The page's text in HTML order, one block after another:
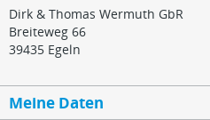
Dirk & Thomas Wermuth GbR
Breiteweg 66
39435 Egeln
Meine Daten